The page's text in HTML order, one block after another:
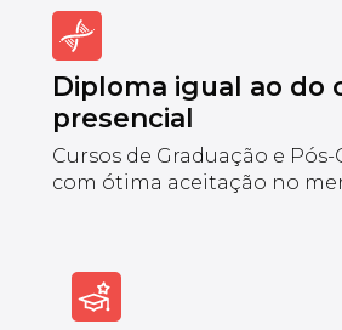
Diploma igual ao do
presencial
Cursos de Graduação e
com ótima aceitação no